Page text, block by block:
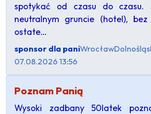
spotykać od czasu do czasu.
neutralnym gruncie (hotel),
ostate…
sponsor dla paniWrocław
07.08.2026 13:56
Poznam Panią
Wysoki zadbany 50latek